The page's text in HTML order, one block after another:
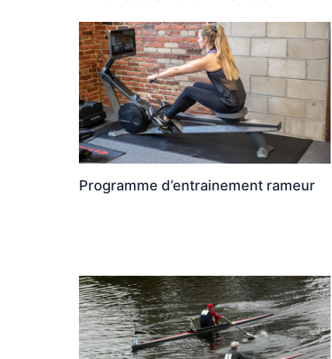
Programme d’entrainement rameur